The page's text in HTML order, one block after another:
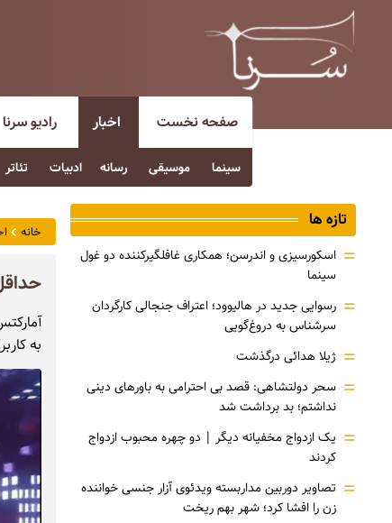
صفحه نخست اخبار
سینما موسیقی رسانه ادبیات تئاتر
رادیو سرنا
خانه
به
تازه ها
= اسکورسیزی و اندرسن؛ همکاری غافلگیرکننده دو غول
سینما
= رسوایی جدید در هالیوود؛ اعتراف جنجالی کارگردان
سرشناس به دروغ‌گویی
= ژیلا هدائی درگذشت
= سحر دولتشاهی: قصد بی احترامی به باورهای دینی
نداشتم؛ بد برداشت شد
= یک ازدواج مخفیانه دیگر | دو چهره محبوب ازدواج
کردند
= تصاویر دوربین مداربسته ویدئوی آزار جنسی خواننده
زن را افشا کرد؛ شهر بهم ریخت